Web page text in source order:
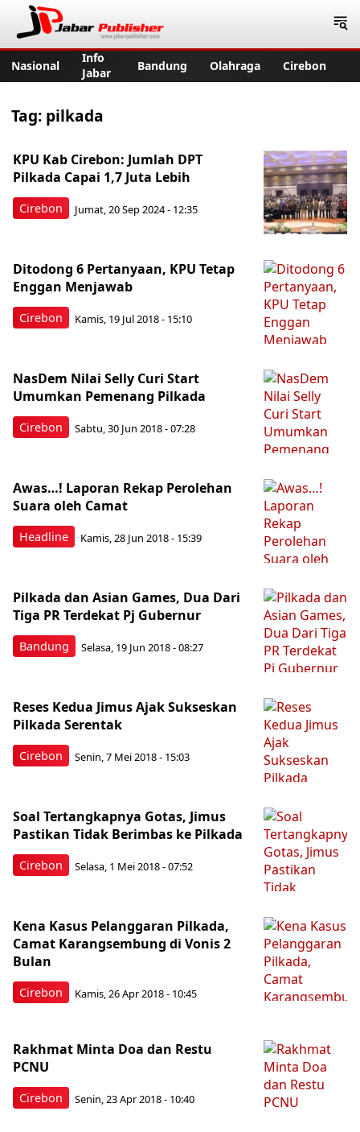
Nasional
Info
Jabar
Bandung Olahraga Cirebon
Tag: pilkada
Cirebon
KPU Kab Cirebon: Jumlah DPT
Pilkada Capai 1,7 Juta Lebih
Jumat, 20 Sep 2024 - 12:35
Cirebon
Ditodong 6 Pertanyaan, KPU Tetap
Enggan Menjawab
Kamis, 19 Jul 2018 - 15:10
Cirebon
NasDem Nilai Selly Curi Start
Umumkan Pemenang Pilkada
Sabtu, 30 Jun 2018 - 07:28
Headline
Awas…! Laporan Rekap Perolehan
Suara oleh Camat
Kamis, 28 Jun 2018 - 15:39
Bandung
Pilkada dan Asian Games, Dua Dari
Tiga PR Terdekat Pj Gubernur
Selasa, 19 Jun 2018 - 08:27
Cirebon
Reses Kedua Jimus Ajak Sukseskan
Pilkada Serentak
Senin, 7 Mei 2018 - 15:03
Cirebon
Soal Tertangkapnya Gotas, Jimus
Pastikan Tidak Berimbas ke Pilkada
Selasa, 1 Mei 2018 - 07:52
Cirebon
Kena Kasus Pelanggaran Pilkada,
Camat Karangsembung di Vonis 2
Bulan
Kamis, 26 Apr 2018 - 10:45
Cirebon
Rakhmat Minta Doa dan Restu
PCNU
Senin, 23 Apr 2018 - 10:40